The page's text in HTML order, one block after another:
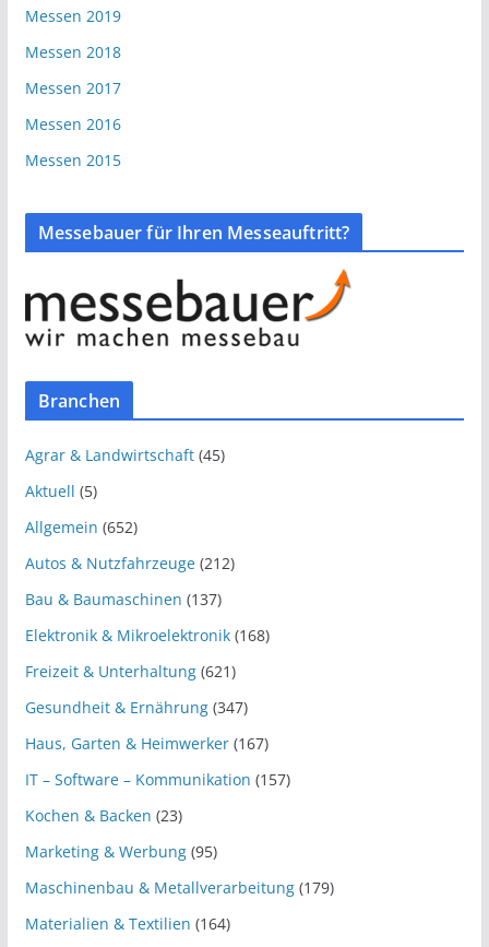
Messen 2019
Messen 2018
Messen 2017
Messen 2016
Messen 2015
Messebauer für Ihren Messeauftritt?
Branchen
Agrar & Landwirtschaft(45)
Aktuell (5)
Allgemein (652)
Autos & Nutzfahrzeuge(212)
Bau & Baumaschinen (137)
Elektronik & Mikroelektronik(168)
Freizeit & Unterhaltung(621)
Gesundheit & Ernährung(347)
Haus, Garten & Heimwerker(167)
IT – Software – Kommunikation (157)
Kochen & Backen (23)
Marketing & Werbung(95)
Maschinenbau & Metallverarbeitung(179)
Materialien & Textilien (164)